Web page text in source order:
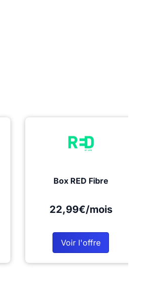
Box RED Fibre
22,99€/mois
Voir l'offre